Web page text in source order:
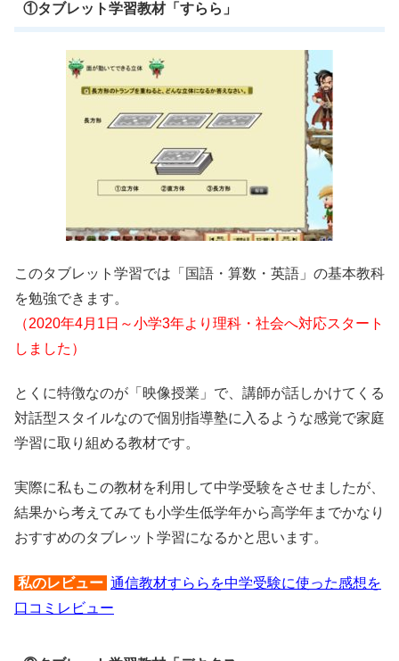
①タブレット学習教材「すらら」
このタブレット学習では「国語・算数・英語」の基本教科
を勉強できます。
（2020年4月1日～小学3年より理科・社会へ対応スタート
しました）
とくに特徴なのが「映像授業」で、講師が話しかけてくる
対話型スタイルなので個別指導塾に入るような感覚で家庭
学習に取り組める教材です。
実際に私もこの教材を利用して中学受験をさせましたが、
結果から考えてみても小学生低学年から高学年までかなり
おすすめのタブレット学習になるかと思います。
私のレビュー 通信教材すららを中学受験に使った感想を
口コミレビュー